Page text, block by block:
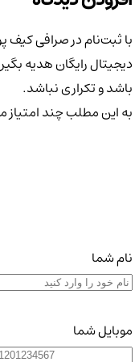
با ثبت‌نام در صرافی کیف
باشد و تکراری نباشد.
به این مطلب چند امتیاز
نام شما
موبایل شما